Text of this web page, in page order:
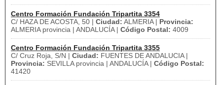
Centro Formación Fundación Tripartita 3354
C/ HAZA DE ACOSTA, 50 | Ciudad: ALMERIA | Provincia:
ALMERIA provincia | ANDALUCÍA | Código Postal: 4009
Centro Formación Fundación Tripartita 3355
C/ Cruz Roja, S/N | Ciudad: FUENTES DE ANDALUCIA |
Provincia: SEVILLA provincia | ANDALUCÍA | Código Postal:
41420